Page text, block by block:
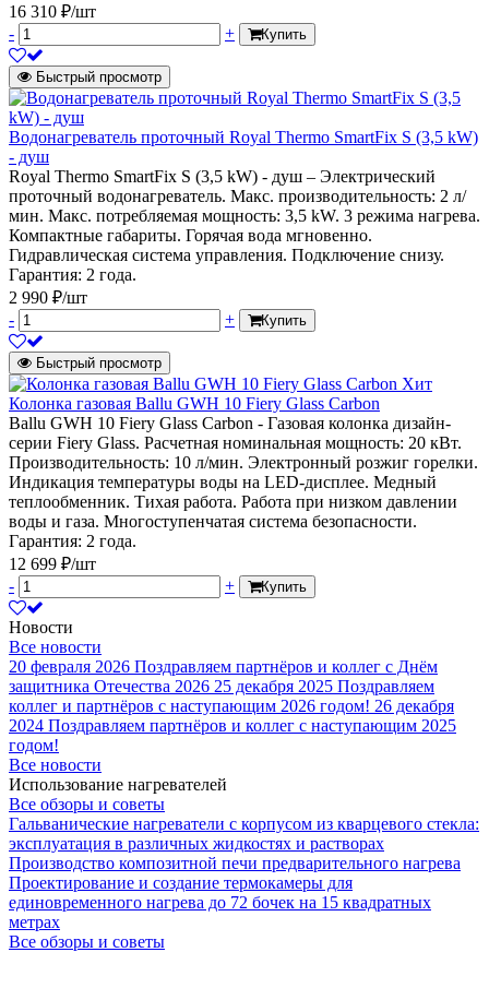
16 310 ₽/шт
-
+ Купить
Быстрый просмотр
Водонагреватель проточный Royal Thermo SmartFix S (3,5 kW)
- душ
Royal Thermo SmartFix S (3,5 kW) - душ – Электрический
проточный водонагреватель. Макс. производительность: 2 л/
мин. Макс. потребляемая мощность: 3,5 kW. 3 режима нагрева.
Компактные габариты. Горячая вода мгновенно.
Гидравлическая система управления. Подключение снизу.
Гарантия: 2 года.
2 990 ₽/шт
-
+ Купить
Быстрый просмотр
Хит
Колонка газовая Ballu GWH 10 Fiery Glass Carbon
Ballu GWH 10 Fiery Glass Carbon - Газовая колонка дизайн-
серии Fiery Glass. Расчетная номинальная мощность: 20 кВт.
Производительность: 10 л/мин. Электронный розжиг горелки.
Индикация температуры воды на LED-дисплее. Медный
теплообменник. Тихая работа. Работа при низком давлении
воды и газа. Многоступенчатая система безопасности.
Гарантия: 2 года.
12 699 ₽/шт
-
+ Купить
Новости
Все новости
20 февраля 2026 Поздравляем партнёров и коллег с Днём
защитника Отечества 2026 25 декабря 2025 Поздравляем
коллег и партнёров с наступающим 2026 годом! 26 декабря
2024 Поздравляем партнёров и коллег с наступающим 2025
годом!
Все новости
Использование нагревателей
Все обзоры и советы
Гальванические нагреватели с корпусом из кварцевого стекла:
эксплуатация в различных жидкостях и растворах
Производство композитной печи предварительного нагрева
Проектирование и создание термокамеры для
единовременного нагрева до 72 бочек на 15 квадратных
метрах
Все обзоры и советы